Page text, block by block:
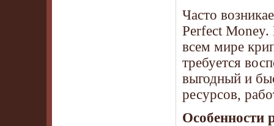
Часто
Perfect Money.
всем мире
требуется
выгодный и
ресурсов,
Особенности